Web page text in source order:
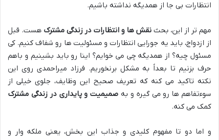
انتظارات بی جا از همدیگه نداشته باشیم.
مهم تر از این، بحث نقش ها و انتظارات در زندگی مشترک هست. قبل
از ازدواج، باید یه جورایی انتظارات و مسئولیت ها رو شفاف کنیم. کی
مسئول چیه؟ از همدیگه چی می خوایم؟ اینا رو باید بشینیم و باهم
حرف بزنیم تا بعداً به مشکل برنخوریم. فرزاد میراحمدی روی این
نکته تاکید می کنه که تعریف صحیح این وظایف، جلوی خیلی از
سوءتفاهم ها رو می گیره و به صمیمیت و پایداری در زندگی مشترک
کمک می کنه.
و اما دو تا مفهوم کلیدی و جذاب این بخش، یعنی ملکه وار و